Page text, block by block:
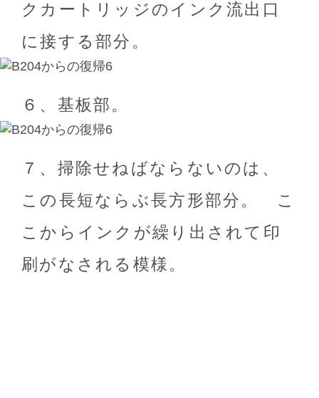
クカートリッジのインク流出口
に接する部分。
６、基板部。
７、掃除せねばならないのは、
この長短ならぶ長方形部分。 こ
こからインクが繰り出されて印
刷がなされる模様。